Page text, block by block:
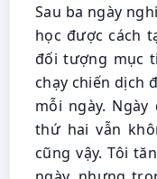
Sau ba ngày
học được cách
đối tượng mục
chạy chiến dịch
mỗi ngày.
thứ hai vẫn
cũng vậy. Tôi